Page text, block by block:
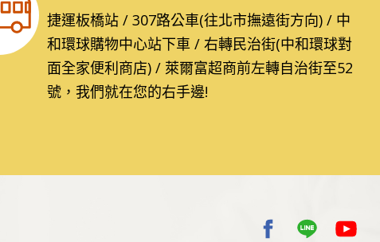
捷運板橋站 / 307路公車(往北市撫遠街方向) / 中
和環球購物中心站下車 / 右轉民治街(中和環球對
面全家便利商店) / 萊爾富超商前左轉自治街至52
號，我們就在您的右手邊!